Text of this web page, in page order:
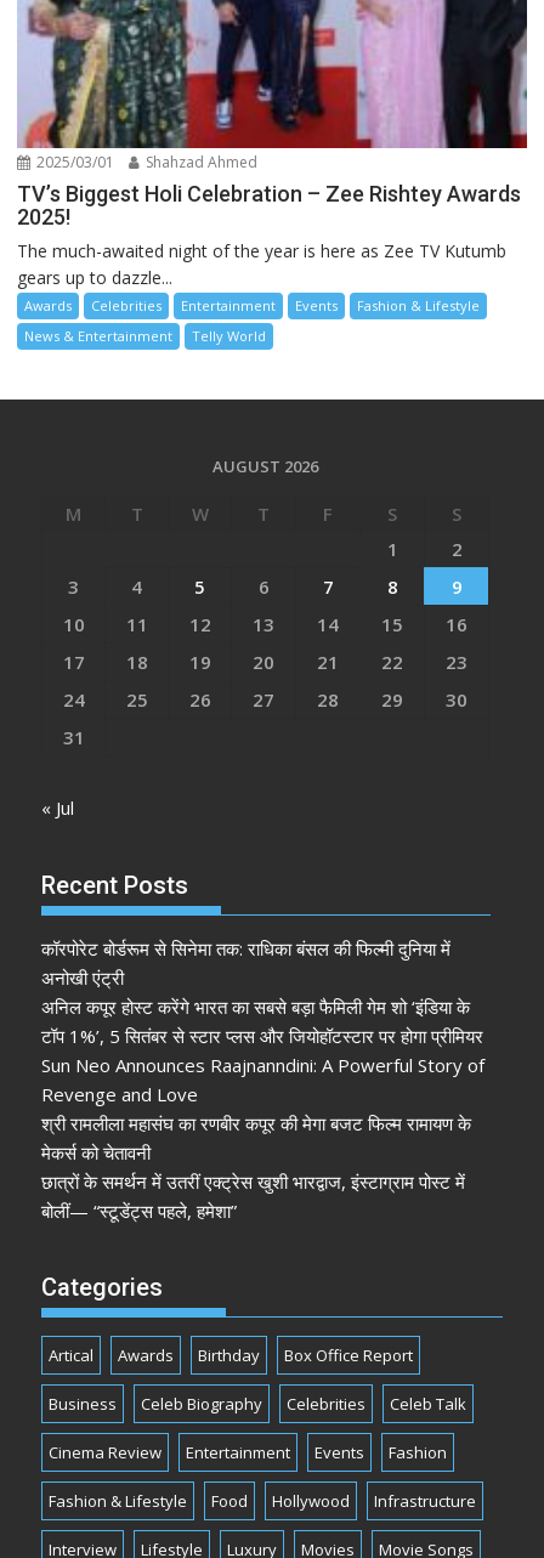
2025/03/01 Shahzad Ahmed
TV’s Biggest Holi Celebration – Zee Rishtey Awards
2025!
The much-awaited night of the year is here as Zee TV Kutumb
gears up to dazzle...
Awards Celebrities Entertainment Events
Fashion & Lifestyle
News & Entertainment
Telly World
AUGUST 2026
M T W T F S
S
1
2
3
4 5 6 7 8
9
10
11 12 13 14 15
16
17
18 19 20 21 22
23
24
25 26 27 28 29
30
31
« Jul
Recent Posts
कॉरपोरेट बोर्डरूम से सिनेमा तक: राधिका बंसल की फिल्मी दुनिया में
अनोखी एंट्री
अनिल कपूर होस्ट करेंगे भारत का सबसे बड़ा फैमिली गेम शो ‘इंडिया के
टॉप 1%’, 5 सितंबर से स्टार प्लस और जियोहॉटस्टार पर होगा प्रीमियर
Sun Neo Announces Raajnanndini: A Powerful Story of
Revenge and Love
श्री रामलीला महासंघ का रणबीर कपूर की मेगा बजट फिल्म रामायण के
मेकर्स को चेतावनी
छात्रों के समर्थन में उतरीं एक्ट्रेस खुशी भारद्वाज, इंस्टाग्राम पोस्ट में
बोलीं— “स्टूडेंट्स पहले, हमेशा”
Categories
Artical Awards Birthday Box Office Report
Business Celeb Biography Celebrities Celeb Talk
Cinema Review Entertainment Events Fashion
Fashion & Lifestyle Food Hollywood Infrastructure
Interview Lifestyle Luxury Movies Movie Songs